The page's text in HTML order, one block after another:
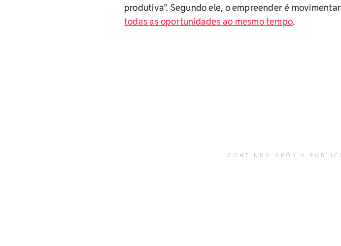
produtiva”. Segundo ele, o empreender é
todas as oportunidades ao mesmo tempo.
CONTINUA APÓS A